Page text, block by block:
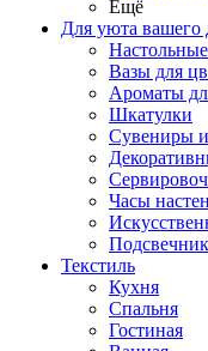
Ещё
Для уюта вашего
Вазы для
Ароматы
Шкатулки
Сувениры и
Часы
Текстиль
Кухня
Спальня
Гостиная